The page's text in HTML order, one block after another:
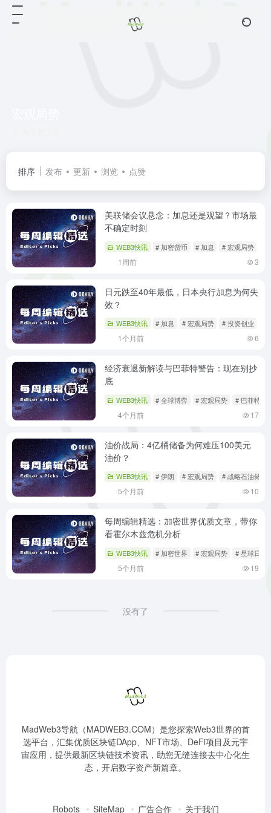
排序 发布 更新 浏览 点赞
美联储会议悬念：加息还是观望？市场最
不确定时刻
WEB3快讯 # 加密货币 # 加息 # 宏观局势
1周前 3
日元跌至40年最低，日本央行加息为何失
效？
WEB3快讯 # 加息 # 宏观局势 # 投资创业
1个月前 6
经济衰退新解读与巴菲特警告：现在别抄
底
WEB3快讯 # 全球博弈 # 宏观局势 # 巴菲特
4个月前 17
油价战局：4亿桶储备为何难压100美元
油价？
WEB3快讯 # 伊朗 # 宏观局势 # 战略石油储备
5个月前 10
每周编辑精选：加密世界优质文章，带你
看霍尔木兹危机分析
WEB3快讯 # 加密世界 # 宏观局势 # 星球日报
5个月前 19
没有了
MadWeb3导航（MADWEB3.COM）是您探索Web3世界的首
选平台，汇集优质区块链DApp、NFT市场、DeFi项目及元宇
宙应用，提供最新区块链技术资讯，助您无缝连接去中心化生
态，开启数字资产新篇章。
Robots SiteMap 广告合作 关于我们